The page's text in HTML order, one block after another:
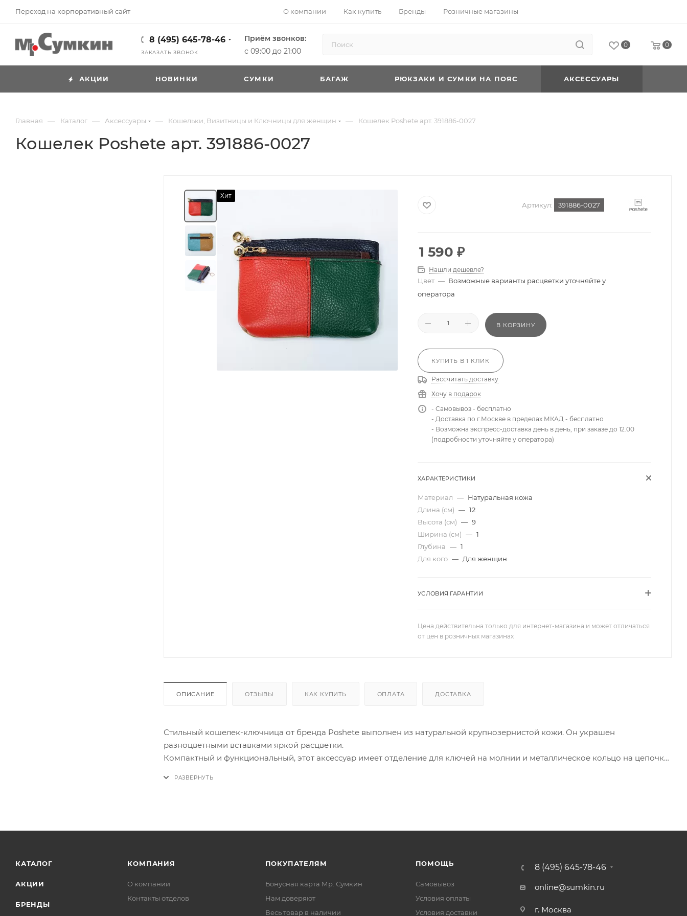
Переход на корпоративный сайт О компании Как купить Бренды Розничные магазины
8 (495) 645-78-46
ЗАКАЗАТЬ ЗВОНОК
Приём звонков:
с 09:00 до 21:00
0 0
АКЦИИ НОВИНКИ CУМКИ БАГАЖ РЮКЗАКИ И СУМКИ НА ПОЯС АКСЕССУАРЫ
Главная — Каталог — Аксессуары — Кошельки, Визитницы и Ключницы для женщин — Кошелек Poshete арт. 391886-0027
Кошелек Poshete арт. 391886-0027
Хит
Артикул: 391886-0027
1 590 ₽
Нашли дешевле?
Цвет — Возможные варианты расцветки уточняйте у
оператора
В КОРЗИНУ
КУПИТЬ В 1 КЛИК
Рассчитать доставку
Хочу в подарок
- Самовывоз - бесплатно
- Доставка по г.Москве в пределах МКАД - бесплатно
- Возможна экспресс-доставка день в день, при заказе до 12.00
(подробности уточняйте у оператора)
ХАРАКТЕРИСТИКИ
Материал — Натуральная кожа
Длина (см) — 12
Высота (см) — 9
Ширина (см) — 1
Глубина — 1
Для кого — Для женщин
УСЛОВИЯ ГАРАНТИИ
Цена действительна только для интернет-магазина и может отличаться
от цен в розничных магазинах
ОПИСАНИЕ ОТЗЫВЫ КАК КУПИТЬ ОПЛАТА ДОСТАВКА
Стильный кошелек-ключница от бренда Poshete выполнен из натуральной крупнозернистой кожи. Он украшен
разноцветными вставками яркой расцветки.
Компактный и функциональный, этот аксессуар имеет отделение для ключей на молнии и металлическое кольцо на цепочке.
КАТАЛОГ
АКЦИИ
БРЕНДЫ
КОМПАНИЯ
О компании
Контакты отделов
ПОКУПАТЕЛЯМ
Бонусная карта Мр. Сумкин
Нам доверяют
Весь товар в наличии
ПОМОЩЬ
Самовывоз
Условия оплаты
Условия доставки
8 (495) 645-78-46
online@sumkin.ru
г. Москва